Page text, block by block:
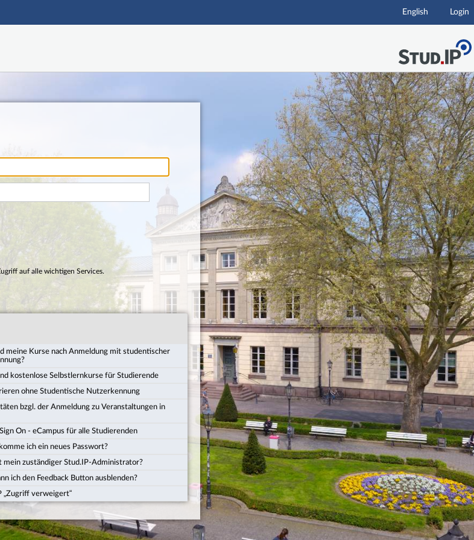
Hauptnavigation
English Login
auf alle wichtigen Services.
meine Kurse nach Anmeldung mit studentischer
kostenlose Selbstlernkurse für Studierende
ohne Studentische Nutzerkennung
bzgl. der Anmeldung zu Veranstaltungen in
On - eCampus für alle Studierenden
ich ein neues Passwort?
mein zuständiger Stud.IP-Administrator?
ich den Feedback Button ausblenden?
„Zugriff verweigert“